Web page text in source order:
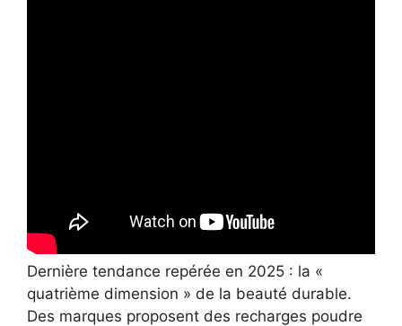
Dernière tendance repérée en 2025 : la «
quatrième dimension » de la beauté durable.
Des marques proposent des recharges poudre